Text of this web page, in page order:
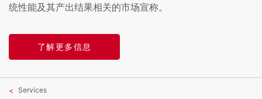
统性能及其产出结果相关的市场宣称。
了解更多信息
Services